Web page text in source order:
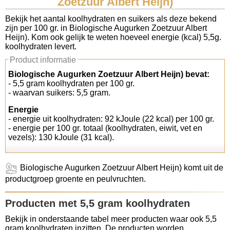
Koolhydraten tellen
Links
Bekijk het aantal koolhydraten en suikers als deze bekend
zijn per 100 gr. in Biologische Augurken Zoetzuur Albert
Heijn). Kom ook gelijk te weten hoeveel energie (kcal) 5,5g.
koolhydraten levert.
Product informatie
Biologische Augurken Zoetzuur Albert Heijn) bevat:
- 5,5 gram koolhydraten per 100 gr.
- waarvan suikers: 5,5 gram.
Energie
- energie uit koolhydraten: 92 kJoule (22 kcal) per 100 gr.
- energie per 100 gr. totaal (koolhydraten, eiwit, vet en
vezels): 130 kJoule (31 kcal).
Biologische Augurken Zoetzuur Albert Heijn) komt uit de
productgroep groente en peulvruchten.
Producten met 5,5 gram koolhydraten
Bekijk in onderstaande tabel meer producten waar ook 5,5
gram koolhydraten inzitten. De producten worden